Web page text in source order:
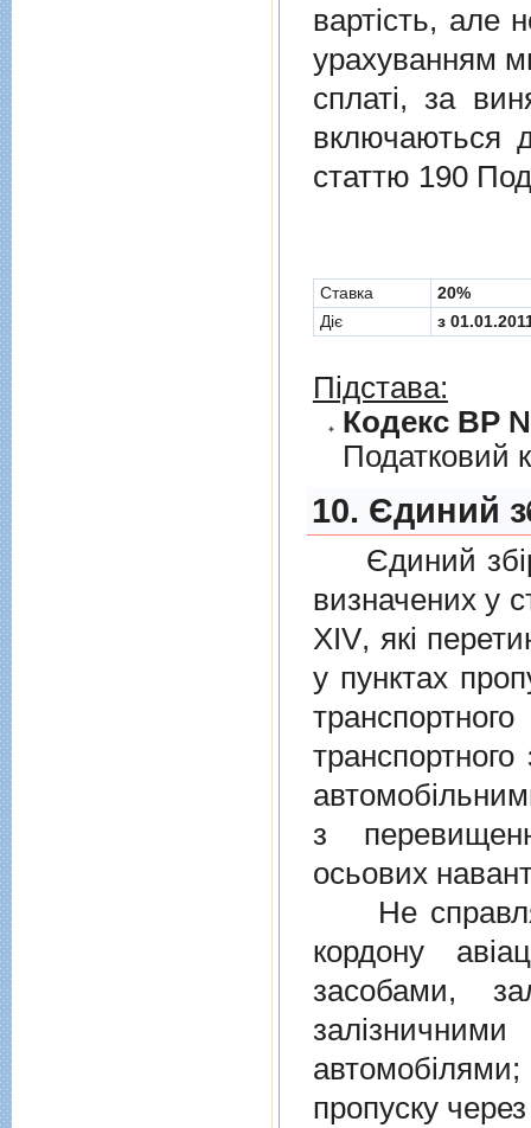
вартість, але
урахуванням
сплаті, за
включаються
статтю 190
Cтавка
20%
Діє
з
Підстава:
Кодекс ВР №
Податковий
10. Єдиний
Єдиний збiр
визначених у
XIV, якi
у пунктах
з
осьових
Не
кордону
засобами,
залiзничними
пропуску